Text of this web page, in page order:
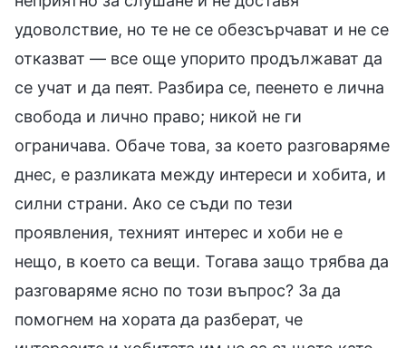
удоволствие, но те не се обезсърчават и не се
отказват — все още упорито продължават да
се учат и да пеят. Разбира се, пеенето е лична
свобода и лично право; никой не ги
ограничава. Обаче това, за което разговаряме
днес, е разликата между интереси и хобита, и
силни страни. Ако се съди по тези
проявления, техният интерес и хоби не е
нещо, в което са вещи. Тогава защо трябва да
разговаряме ясно по този въпрос? За да
помогнем на хората да разберат, че